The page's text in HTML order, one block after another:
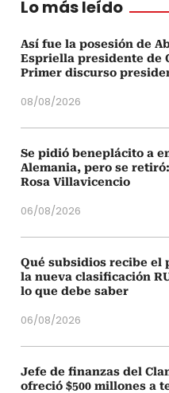
Lo más leído
Así fue la posesión de
Espriella presidente de
Primer discurso
08/08/2026
Se pidió beneplácito a
Alemania, pero se
Rosa Villavicencio
06/08/2026
Qué subsidios recibe el
la nueva clasificación
lo que debe saber
06/08/2026
Jefe de finanzas del
ofreció $500 millones a